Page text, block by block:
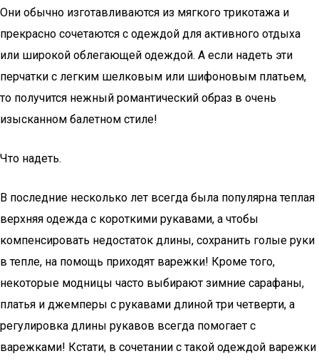
Они обычно изготавливаются из мягкого трикотажа и
прекрасно сочетаются с одеждой для активного отдыха
или широкой облегающей одеждой. А если надеть эти
перчатки с легким шелковым или шифоновым платьем,
то получится нежный романтический образ в очень
изысканном балетном стиле!
Что надеть.
В последние несколько лет всегда была популярна теплая
верхняя одежда с короткими рукавами, а чтобы
компенсировать недостаток длины, сохранить голые руки
в тепле, на помощь приходят варежки! Кроме того,
некоторые модницы часто выбирают зимние сарафаны,
платья и джемперы с рукавами длиной три четверти, а
регулировка длины рукавов всегда помогает с
варежками! Кстати, в сочетании с такой одеждой варежки